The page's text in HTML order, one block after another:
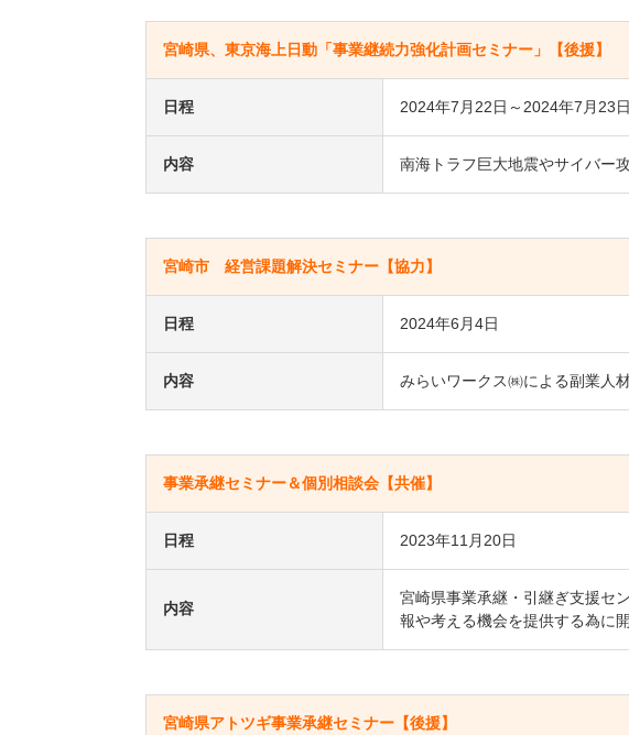
宮崎県、東京海上日動「事業継続力強化計画セミナー」【後援】
日程 2024年7月22日～2024年7月23
内容 南海トラフ巨大地震やサイバー
宮崎市 経営課題解決セミナー【協力】
日程 2024年6月4日
内容 みらいワークス㈱による副業人
事業承継セミナー＆個別相談会【共催】
日程 2023年11月20日
内容
宮崎県事業承継・引継ぎ支援セ
報や考える機会を提供する為に
宮崎県アトツギ事業承継セミナー【後援】